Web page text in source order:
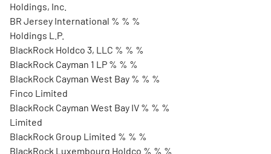
Holdings, Inc.
BR Jersey International % % %
Holdings L.P.
BlackRock Holdco 3, LLC % % %
BlackRock Cayman 1 LP % % %
BlackRock Cayman West Bay % % %
Finco Limited
BlackRock Cayman West Bay IV % % %
Limited
BlackRock Group Limited % % %
BlackRock Luxembourg Holdco % % %